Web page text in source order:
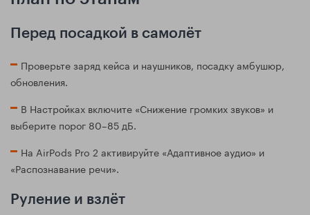
Перед посадкой в самолёт
Проверьте заряд кейса и наушников, посадку амбушюр,
обновления.
В Настройках включите «Снижение громких звуков» и
выберите порог 80–85 дБ.
На AirPods Pro 2 активируйте «Адаптивное аудио» и
«Распознавание речи».
Руление и взлёт